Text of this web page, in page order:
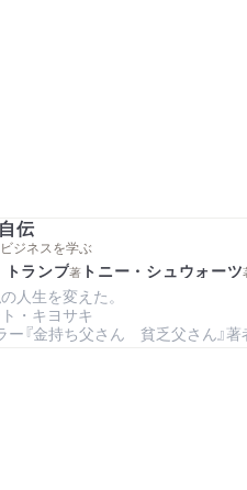
伝
ジネスを学ぶ
トランプ著 トニー・シュウォーツ
人生を変えた。
・キヨサキ
ー『金持ち父さん　貧乏父さん』著